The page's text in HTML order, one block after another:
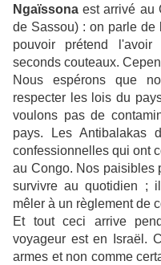
Ngaïssona est arrivé au
de Sassou) : on parle de
pouvoir prétend
seconds couteaux.
Nous espérons que
respecter les lois du
voulons pas de
pays. Les Antibalakas
confessionnelles qui ont
au Congo. Nos paisibles
survivre au quotidien ;
mêler à un règlement de
Et tout ceci arrive
voyageur est en Israël.
armes et non comme